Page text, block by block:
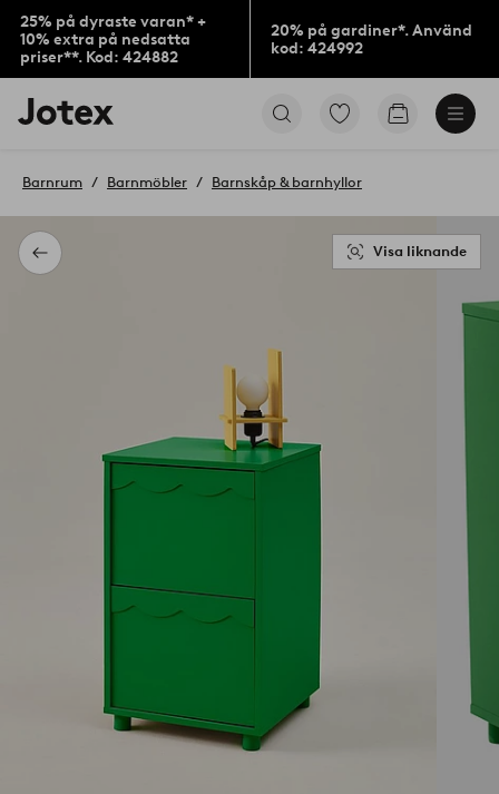
25% på dyraste varan* +
10% extra på nedsatta
priser**. Kod: 424882
20% på gardiner*. Använd
kod: 424992
Jotex
logotyp
till
Gå
produkter
Gå
Tillbaka
Barnrum Barnmöbler Barnskåp & barnhyllor
Visa liknande